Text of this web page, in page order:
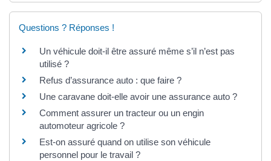
Questions ? Réponses !
Un véhicule doit-il être assuré même s’il n’est pas
utilisé ?
Refus d’assurance auto : que faire ?
Une caravane doit-elle avoir une assurance auto ?
Comment assurer un tracteur ou un engin
automoteur agricole ?
Est-on assuré quand on utilise son véhicule
personnel pour le travail ?